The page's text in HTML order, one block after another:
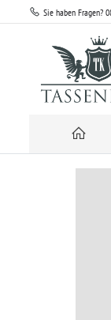
Sie haben Fragen?
Dein